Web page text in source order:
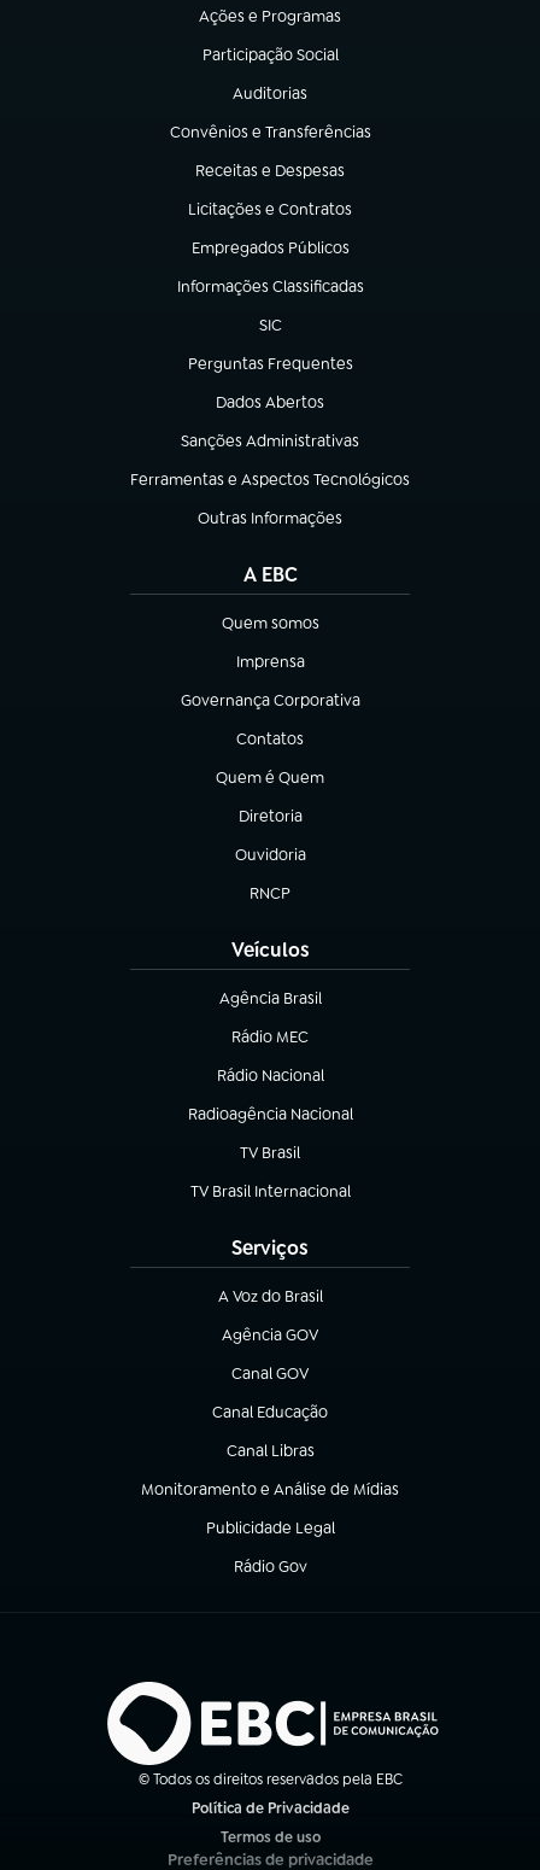
Ações e Programas
(abre em nova aba)
Participação Social
(abre em nova aba)
Auditorias
(abre em nova aba)
Convênios e Transferências
(abre em nova aba)
Receitas e Despesas
(abre em nova aba)
Licitações e Contratos
(abre em nova aba)
Empregados Públicos
(abre em nova aba)
Informações Classificadas
(abre em nova aba)
SIC
(abre em nova aba)
Perguntas Frequentes
(abre em nova aba)
Dados Abertos
(abre em nova aba)
Sanções Administrativas
(abre em nova aba)
Ferramentas e Aspectos Tecnológicos
(abre em nova aba)
Outras Informações
(abre em nova aba)
A EBC
Quem somos
(abre em nova aba)
Imprensa
(abre em nova aba)
Governança Corporativa
(abre em nova aba)
Contatos
(abre em nova aba)
Quem é Quem
(abre em nova aba)
Diretoria
(abre em nova aba)
Ouvidoria
(abre em nova aba)
RNCP
(abre em nova aba)
Veículos
Agência Brasil
(abre em nova aba)
Rádio MEC
(abre em nova aba)
Rádio Nacional
Radioagência Nacional
(abre em nova aba)
TV Brasil
(abre em nova aba)
TV Brasil Internacional
(abre em nova aba)
Serviços
A Voz do Brasil
(abre em nova aba)
Agência GOV
(abre em nova aba)
Canal GOV
(abre em nova aba)
Canal Educação
(abre em nova aba)
Canal Libras
(abre em nova aba)
Monitoramento e Análise de Mídias
(abre em nova aba)
Publicidade Legal
(abre em nova aba)
Rádio Gov
(abre em nova aba)
© Todos os direitos reservados pela EBC
Política de Privacidade
Termos de uso
(abre em nova aba)
Preferências de privacidade